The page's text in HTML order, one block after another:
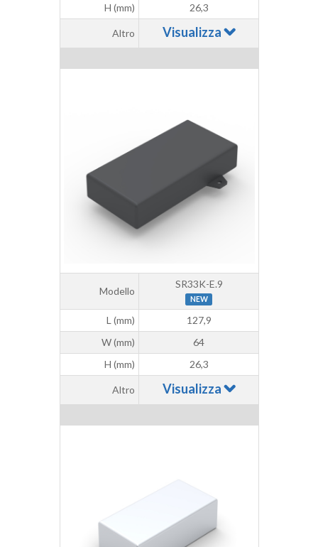
H (mm)
26,3
Altro Visualizza
Modello
SR33K-E.9
NEW
L (mm)
127,9
W (mm)
64
H (mm)
26,3
Altro Visualizza